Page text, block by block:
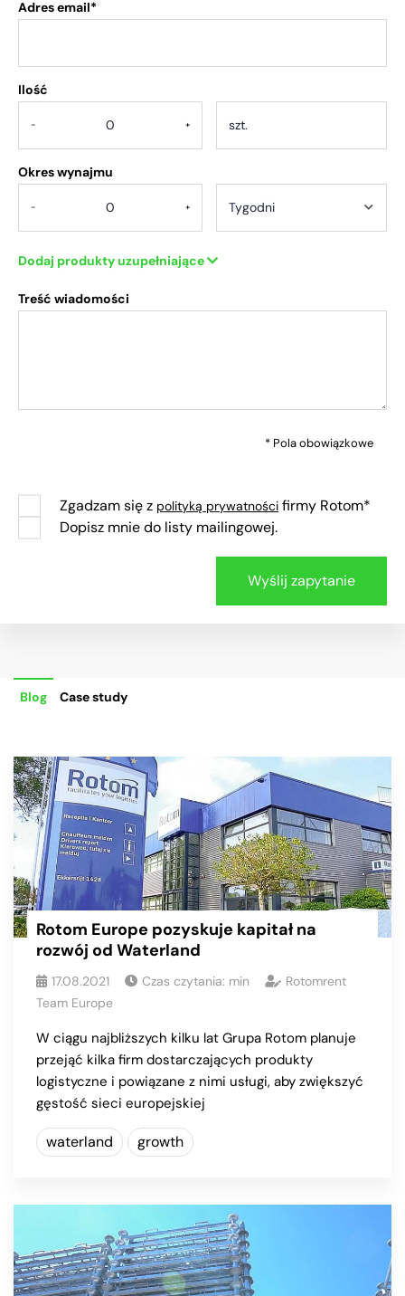
Adres email*
Ilość
- +
Okres wynajmu
- +
Dodaj produkty uzupełniające
Treść wiadomości
* Pola obowiązkowe
Zgadzam się z polityką prywatności firmy Rotom*
Dopisz mnie do listy mailingowej.
Blog Case study
Rotom Europe pozyskuje kapitał na
rozwój od Waterland
17.08.2021 Czas czytania: min
Rotomrent
Team Europe
W ciągu najbliższych kilku lat Grupa Rotom planuje
przejąć kilka firm dostarczających produkty
logistyczne i powiązane z nimi usługi, aby zwiększyć
gęstość sieci europejskiej
waterland growth